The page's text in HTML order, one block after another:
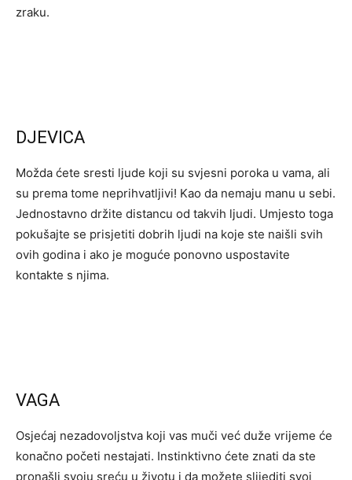
zraku.
DJEVICA
Možda ćete sresti ljude koji su svjesni poroka u vama, ali
su prema tome neprihvatljivi! Kao da nemaju manu u sebi.
Jednostavno držite distancu od takvih ljudi. Umjesto toga
pokušajte se prisjetiti dobrih ljudi na koje ste naišli svih
ovih godina i ako je moguće ponovno uspostavite
kontakte s njima.
VAGA
Osjećaj nezadovoljstva koji vas muči već duže vrijeme će
konačno početi nestajati. Instinktivno ćete znati da ste
pronašli svoju sreću u životu i da možete slijediti svoj